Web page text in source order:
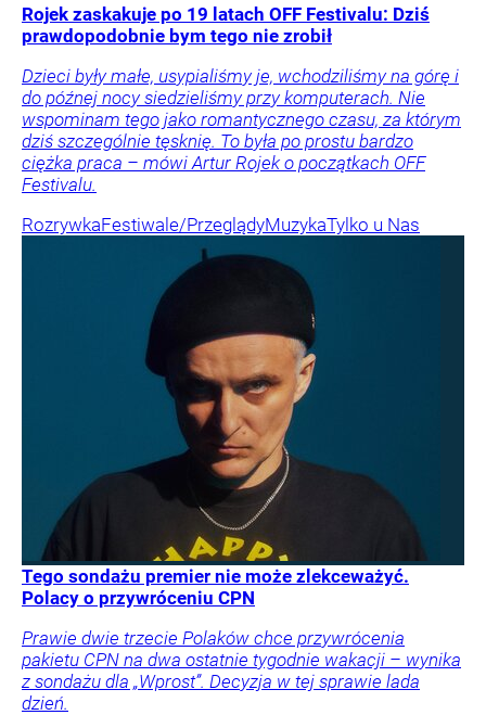
Rojek zaskakuje po 19 latach OFF Festivalu: Dziś
prawdopodobnie bym tego nie zrobił
Dzieci były małe, usypialiśmy je, wchodziliśmy na górę i
do późnej nocy siedzieliśmy przy komputerach. Nie
wspominam tego jako romantycznego czasu, za którym
dziś szczególnie tęsknię. To była po prostu bardzo
ciężka praca – mówi Artur Rojek o początkach OFF
Festivalu.
RozrywkaFestiwale/PrzeglądyMuzykaTylko u Nas
Tego sondażu premier nie może zlekceważyć.
Polacy o przywróceniu CPN
Prawie dwie trzecie Polaków chce przywrócenia
pakietu CPN na dwa ostatnie tygodnie wakacji – wynika
z sondażu dla „Wprost”. Decyzja w tej sprawie lada
dzień.